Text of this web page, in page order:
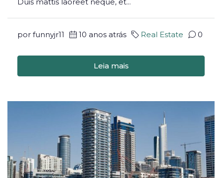
por funnyjr11 10 anos atrás Real Estate 0
Leia mais